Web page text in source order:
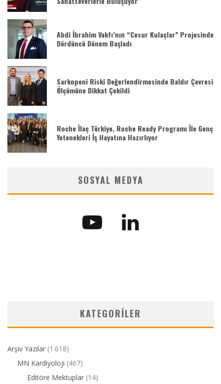
Abdi İbrahim Vakfı’nın “Cesur Kulaçlar” Projesinde
Dördüncü Dönem Başladı
Sarkopeni Riski Değerlendirmesinde Baldır Çevresi
Ölçümüne Dikkat Çekildi
Roche İlaç Türkiye, Roche Ready Programı İle Genç
Yetenekleri İş Hayatına Hazırlıyor
SOSYAL MEDYA
KATEGORILER
Arşiv Yazılar (1.618)
MN Kardiyoloji (467)
Editöre Mektuplar (14)